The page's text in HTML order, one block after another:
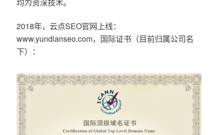
均为资深技术。
2018年，云点SEO官网上线：
www.yundianseo.com，国际证书（目前归属公司名
下）：